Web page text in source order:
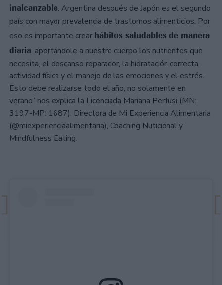
inalcanzable. Argentina después de Japón es el segundo
país con mayor prevalencia de trastornos alimenticios. Por
eso es importante crear hábitos saludables de manera
diaria, aportándole a nuestro cuerpo los nutrientes que
necesita, el descanso reparador, la hidratación correcta,
actividad física y el manejo de las emociones y el estrés.
Esto debe realizarse todo el año, no solamente en
verano” nos explica la Licenciada Mariana Pertusi (MN:
3197-MP: 1687), Directora de Mi Experiencia Alimentaria
(@miexperienciaalimentaria), Coaching Nuticional y
Mindfulness Eating.